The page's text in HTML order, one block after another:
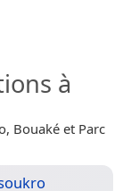
à
Bouaké et Parc